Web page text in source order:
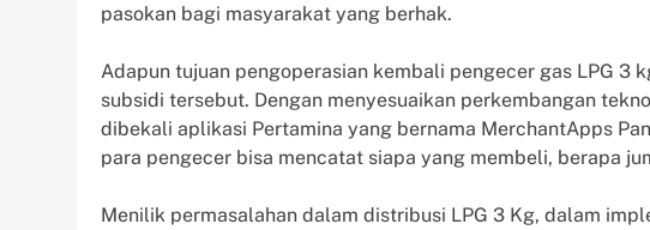
pasokan bagi masyarakat yang berhak.
Adapun tujuan pengoperasian kembali pengecer gas LPG 3
subsidi tersebut. Dengan menyesuaikan perkembangan
dibekali aplikasi Pertamina yang bernama MerchantApps
para pengecer bisa mencatat siapa yang membeli, berapa
Menilik permasalahan dalam distribusi LPG 3 Kg, dalam